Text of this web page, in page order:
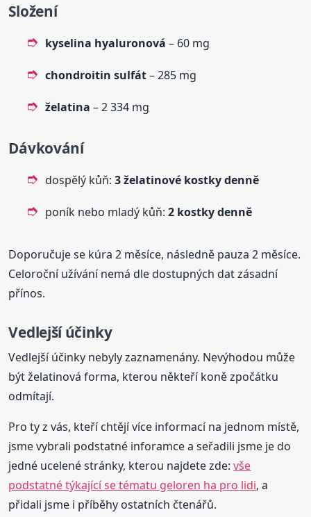
Složení
kyselina hyaluronová – 60 mg
chondroitin sulfát– 285 mg
želatina – 2 334 mg
Dávkování
dospělý kůň:3 želatinové kostky denně
poník nebo mladý kůň:2 kostky denně
Doporučuje se kúra 2 měsíce, následně pauza 2 měsíce.
Celoroční užívání nemá dle dostupných dat zásadní
přínos.
Vedlejší účinky
Vedlejší účinky nebyly zaznamenány. Nevýhodou může
být želatinová forma, kterou někteří koně zpočátku
odmítají.
Pro ty z vás, kteří chtějí více informací na jednom místě,
jsme vybrali podstatné inforamce a seřadili jsme je do
jedné ucelené stránky, kterou najdete zde:vše
podstatné týkající se tématu geloren ha pro lidi, a
přidali jsme i příběhy ostatních čtenářů.